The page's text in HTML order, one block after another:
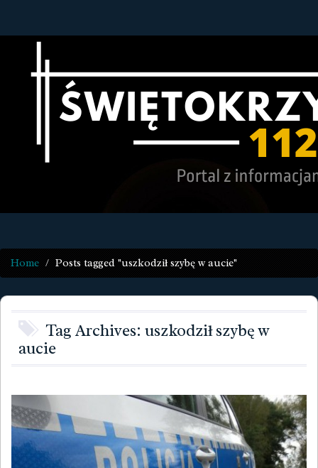
Home Posts tagged "uszkodził szybę w aucie"
Tag Archives: uszkodził szybę w
aucie